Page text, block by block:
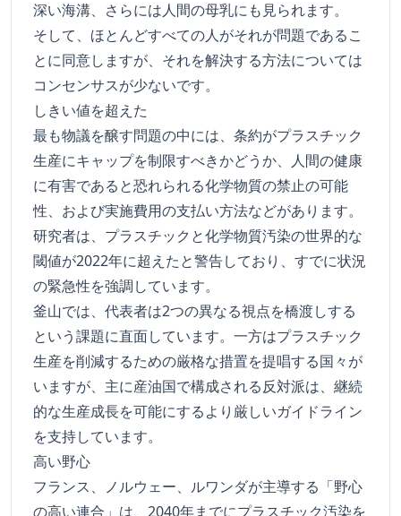
深い海溝、さらには人間の母乳にも見られます。
そして、ほとんどすべての人がそれが問題であるこ
とに同意しますが、それを解決する方法については
コンセンサスが少ないです。
しきい値を超えた
最も物議を醸す問題の中には、条約がプラスチック
生産にキャップを制限すべきかどうか、人間の健康
に有害であると恐れられる化学物質の禁止の可能
性、および実施費用の支払い方法などがあります。
研究者は、プラスチックと化学物質汚染の世界的な
閾値が2022年に超えたと警告しており、すでに状況
の緊急性を強調しています。
釜山では、代表者は2つの異なる視点を橋渡しする
という課題に直面しています。一方はプラスチック
生産を削減するための厳格な措置を提唱する国々が
いますが、主に産油国で構成される反対派は、継続
的な生産成長を可能にするより厳しいガイドライン
を支持しています。
高い野心
フランス、ノルウェー、ルワンダが主導する「野心
の高い連合」は、2040年までにプラスチック汚染を